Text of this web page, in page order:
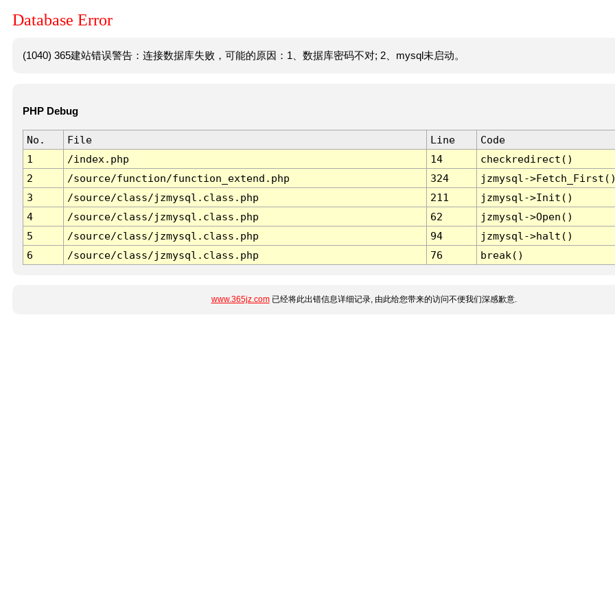
Database Error
(1040) 365建站错误警告：连接数据库失败，可能的原因：1、数据库密码不对; 2、mysql未启动。
PHP Debug
No. File Line
Code
1
/index.php 14
checkredirect()
2
/source/function/function_extend.php 324
jzmysql-
3
/source/class/jzmysql.class.php 211
jzmysql->Init()
4
/source/class/jzmysql.class.php 62
jzmysql->Open()
5
/source/class/jzmysql.class.php 94
jzmysql->halt()
6
/source/class/jzmysql.class.php 76 break()
www.365jz.com已经将此出错信息详细记录, 由此给您带来的访问不便我们深感歉意.